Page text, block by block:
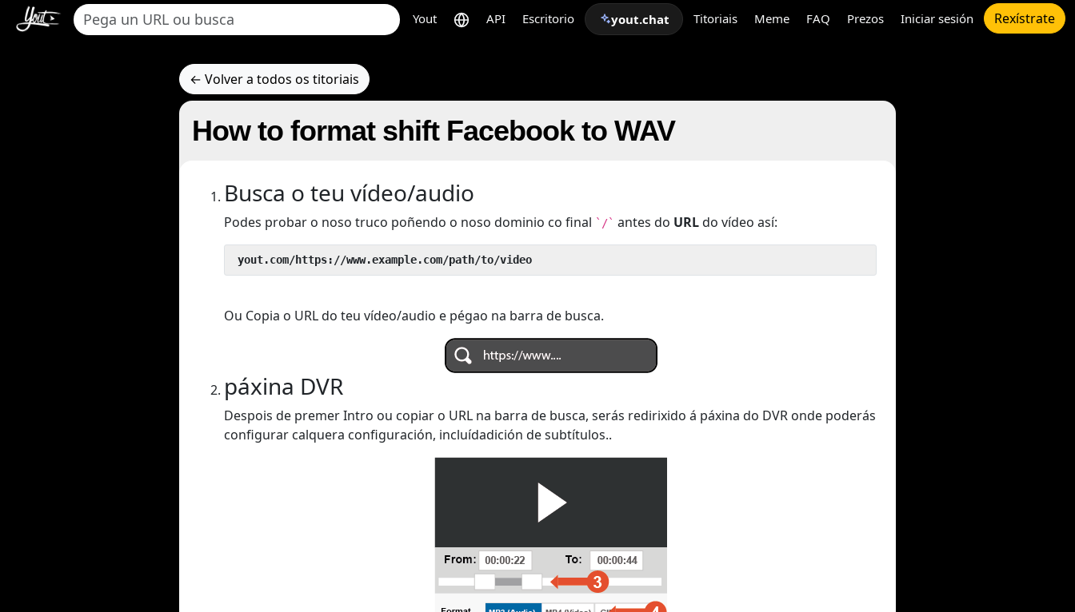
Yout API Escritorio yout.chat Titoriais Meme FAQ Prezos Iniciar sesión Rexístrate
← Volver a todos os titoriais
How to format shift Facebook to WAV
Busca o teu vídeo/audio
Podes probar o noso truco poñendo o noso dominio co final `/` antes do URLdo vídeo así:
yout.com/https://www.example.com/path/to/video
Ou Copia o URL do teu vídeo/audio e pégao na barra de busca.
páxina DVR
Despois de premer Intro ou copiar o URL na barra de busca, serás redirixido á páxina do DVR onde poderás
configurar calquera configuración, incluídadición de subtítulos..